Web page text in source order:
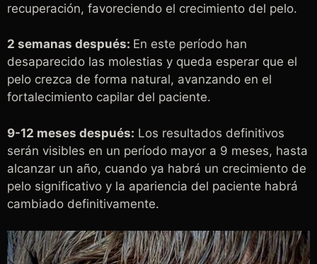
recuperación, favoreciendo el crecimiento del pelo.
2 semanas después: En este período han
desaparecido las molestias y queda esperar que el
pelo crezca de forma natural, avanzando en el
fortalecimiento capilar del paciente.
9-12 meses después: Los resultados definitivos
serán visibles en un período mayor a 9 meses, hasta
alcanzar un año, cuando ya habrá un crecimiento de
pelo significativo y la apariencia del paciente habrá
cambiado definitivamente.